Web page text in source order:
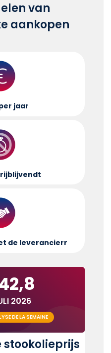
van
aankopen
jaar
t
de leverancierr
2026
DE LA SEMAINE
stookolieprijs